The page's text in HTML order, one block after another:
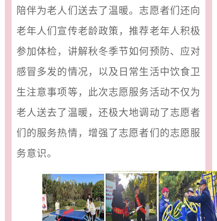
陪伴为老人们送去了温暖。志愿者们还向
老年人们宣传老龄政策，推荐老年人积极
参加体检，讲解秋冬季节如何预防、应对
感冒多发的情况，以及日常生活中饮食卫
生注意事项等，此次志愿服务活动不仅为
老人送去了温暖，还极大地调动了志愿者
们的服务热情，增强了志愿者们的志愿服
务意识。